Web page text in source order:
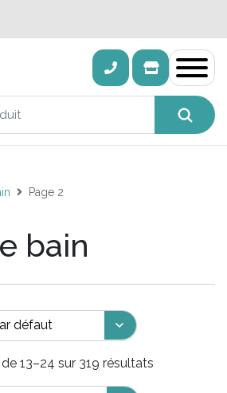
Page 2
bain
13–24 sur 319 résultats